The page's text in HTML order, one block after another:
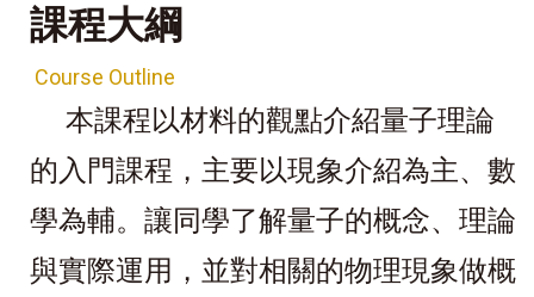
課程大綱
Course Outline
本課程以材料的觀點介紹量子理論
的入門課程，主要以現象介紹為主、 數
學為輔。讓同學了解量子的概念、理論
與實際運用 ，並對相關的物理現象做概